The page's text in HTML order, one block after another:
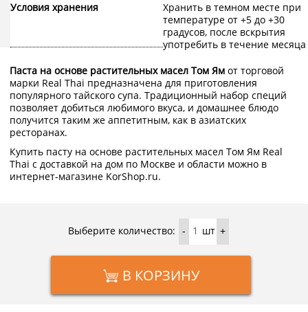
Условия хранения
Хранить в темном месте при
температуре от +5 до +30
градусов, после вскрытия
употребить в течение месяца
Паста на основе растительных масел Том Ям от торговой
марки Real Thai предназначена для приготовления
популярного тайского супа. Традиционный набор специй
позволяет добиться любимого вкуса, и домашнее блюдо
получится таким же аппетитным, как в азиатских
ресторанах.
Купить пасту на основе растительных масел Том Ям Real
Thai с доставкой на дом по Москве и области можно в
интернет-магазине KorShop.ru.
Выберите количество: - шт +
В КОРЗИНУ